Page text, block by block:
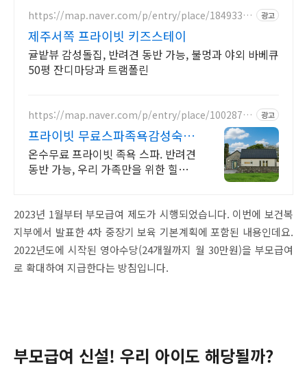
https://map.naver.com/p/entry/place/18493364
광고
제주서쪽 프라이빗 키즈스테이
귤밭뷰 감성돌집, 반려견 동반 가능, 불멍과 야외 바베큐
50평 잔디마당과 트램폴린
https://map.naver.com/p/entry/place/10028778
광고
프라이빗 무료스파족욕감성숙소
제주 돌담감성, 반려견 환영
온수무료 프라이빗 족욕 스파. 반려견
동반 가능, 우리 가족만을 위한 힐링
외 바베큐
2023년 1월부터 부모급여 제도가 시행되었습니다. 이번에 보건복
지부에서 발표한 4차 중장기 보육 기본계획에 포함된 내용인데요.
2022년도에 시작된 영아수당(24개월까지 월 30만원)을 부모급여
로 확대하여 지급한다는 방침입니다.
부모급여 신설! 우리 아이도 해당될까?